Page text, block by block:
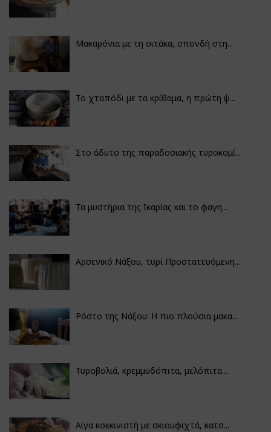
Μακαρόνια με τη σιτάκα, σπονδή στη...
Το χταπόδι με τα κρίθαμα, η πρώτη ψ...
Στο άδυτο της παραδοσιακής τυροκομί...
Τα μυστήρια της Ικαρίας και το φαγη...
Αρσενικό Νάξου, τυρί Προστατευόμενη...
Ρόστο της Νάξου: Η πιο πλούσια μακα...
Τυροβολιά, κρεμμυδόπιτα, μελόπιτα...
Αίγα κοκκινιστή με σκιουφιχτά, κατσ...